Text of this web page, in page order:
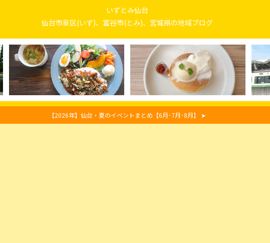
いずとみ仙台
仙台市泉区(いず)、富谷市(とみ)、宮城県の地域ブログ
【2026年】仙台・夏のイベントまとめ【6月･7月･8月】 ➤